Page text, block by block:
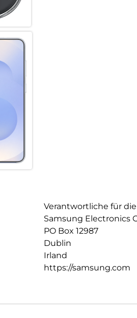
Verantwortliche für die
Samsung Electronics
PO Box 12987
Dublin
Irland
https://samsung.com